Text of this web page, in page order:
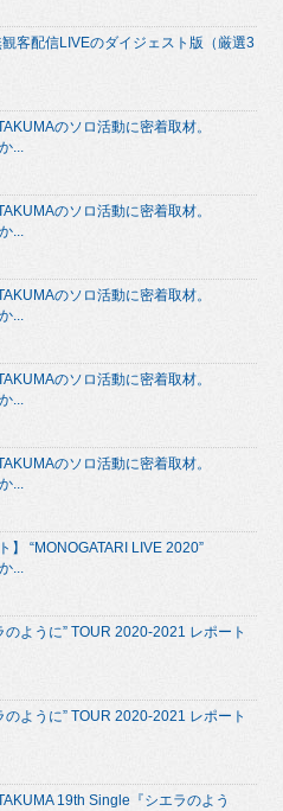
客配信LIVEのダイジェスト版（厳選3
のソロ活動に密着取材。
...
のソロ活動に密着取材。
...
のソロ活動に密着取材。
...
のソロ活動に密着取材。
...
のソロ活動に密着取材。
...
】 “MONOGATARI LIVE 2020”
...
のように” TOUR 2020-2021 レポート
のように” TOUR 2020-2021 レポート
19th Single『シエラのよう